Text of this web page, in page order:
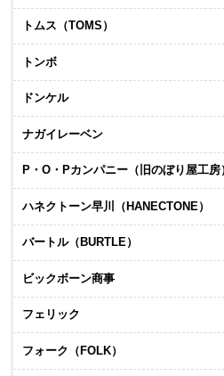
トムス（TOMS）
トンボ
ドンケル
ナガイレーベン
P・O・Pカンパニー（旧のぼり屋工房
ハネクトーン早川（HANECTONE）
バートル（BURTLE）
ビックボーン商事
フェリック
フォーク（FOLK）